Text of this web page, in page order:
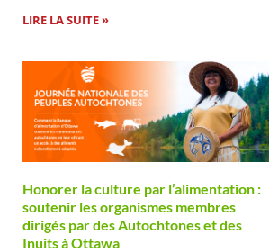
LIRE LA SUITE »
Honorer la culture par l’alimentation :
soutenir les organismes membres
dirigés par des Autochtones et des
Inuits à Ottawa